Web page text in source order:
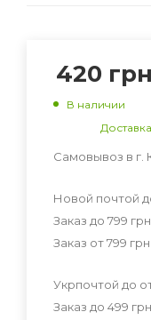
420 грн
В наличии
Доставка
Самовывоз в г.
Новой почтой
Заказ до 799
Заказ от 799
Укрпочтой до
Заказ до 499